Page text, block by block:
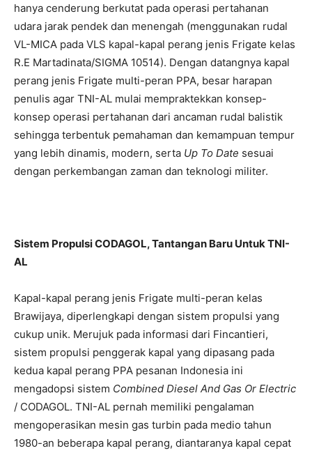
hanya cenderung berkutat pada operasi pertahanan
udara jarak pendek dan menengah (menggunakan rudal
VL-MICA pada VLS kapal-kapal perang jenis Frigate kelas
R.E Martadinata/SIGMA 10514). Dengan datangnya kapal
perang jenis Frigate multi-peran PPA, besar harapan
penulis agar TNI-AL mulai mempraktekkan konsep-
konsep operasi pertahanan dari ancaman rudal balistik
sehingga terbentuk pemahaman dan kemampuan tempur
yang lebih dinamis, modern, serta Up To Date sesuai
dengan perkembangan zaman dan teknologi militer.
Sistem Propulsi CODAGOL, Tantangan Baru Untuk TNI-
AL
Kapal-kapal perang jenis Frigate multi-peran kelas
Brawijaya, diperlengkapi dengan sistem propulsi yang
cukup unik. Merujuk pada informasi dari Fincantieri,
sistem propulsi penggerak kapal yang dipasang pada
kedua kapal perang PPA pesanan Indonesia ini
mengadopsi sistem Combined Diesel And Gas Or Electric
/ CODAGOL. TNI-AL pernah memiliki pengalaman
mengoperasikan mesin gas turbin pada medio tahun
1980-an beberapa kapal perang, diantaranya kapal cepat